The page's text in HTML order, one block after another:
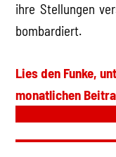
ihre Stellungen
bombardiert.
Lies den Funke,
monatlichen